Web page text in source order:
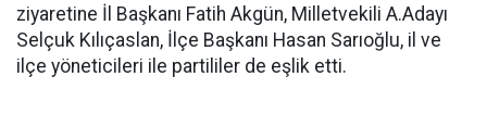
ziyaretine İl Başkanı Fatih Akgün, Milletvekili A.Adayı
Selçuk Kılıçaslan, İlçe Başkanı Hasan Sarıoğlu, il ve
ilçe yöneticileri ile partililer de eşlik etti.